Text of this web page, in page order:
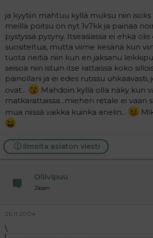
ja kyytiin mahtuu kyllä muksu niin isoks
meillä poitsu on nyt 1v7kk ja painaa
pystyssä pysyny. Itseasiassa ei ehkä
suositeltua, mutta viime kesänä kun
tuota neitiä niin kun en jaksanu
seisoa niin istuin itse rattaissa koko
painollani ja ei edes rutissu uhkaavasti,
ovat...
Mahdoin kyllä olla näky kun
matkarattaissa...miehen retale ei vaan
mua niissä vaikka kuinka anelin...
Ilmoita asiaton viesti
Oliivipuu
Jäsen
26.11.2004
\